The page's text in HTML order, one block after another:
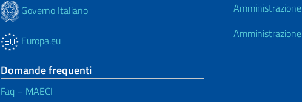
Governo Italiano
Europa.eu
Domande frequenti
Faq – MAECI